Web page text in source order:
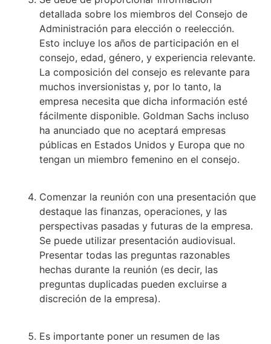
detallada sobre los miembros del Consejo de
Administración para elección o reelección.
Esto incluye los años de participación en el
consejo, edad, género, y experiencia relevante.
La composición del consejo es relevante para
muchos inversionistas y, por lo tanto, la
empresa necesita que dicha información esté
fácilmente disponible. Goldman Sachs incluso
ha anunciado que no aceptará empresas
públicas en Estados Unidos y Europa que no
tengan un miembro femenino en el consejo.
Comenzar la reunión con una presentación que
destaque las finanzas, operaciones, y las
perspectivas pasadas y futuras de la empresa.
Se puede utilizar presentación audiovisual.
Presentar todas las preguntas razonables
hechas durante la reunión (es decir, las
preguntas duplicadas pueden excluirse a
discreción de la empresa).
Es importante poner un resumen de las